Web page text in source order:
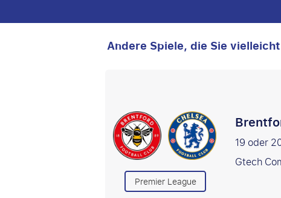
Andere Spiele, die Sie
Premier League
19 oder
Gtech